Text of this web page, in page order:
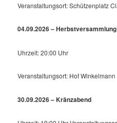
Veranstaltungsort: Schützenplatz
04.09.2026 – Herbstversammlung
Uhrzeit: 20:00 Uhr
Veranstaltungsort: Hof Winkelmann
30.09.2026 – Kränzabend